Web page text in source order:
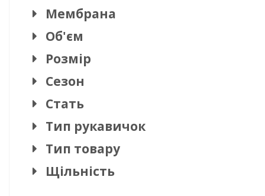
Мембрана
Об'єм
Розмір
Сезон
Стать
Тип рукавичок
Тип товару
Щільність